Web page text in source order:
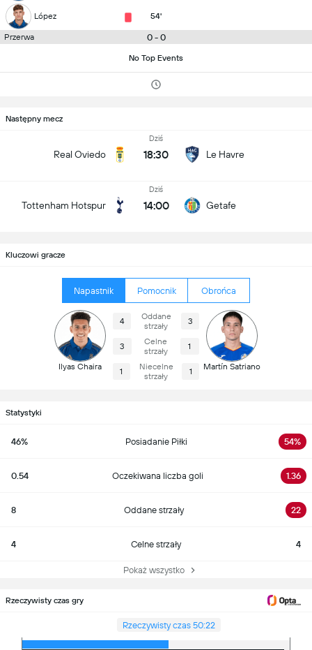
López 54'
Przerwa 0 - 0
No Top Events
Następny mecz
Real Oviedo
Dziś
18:30 Le Havre
Tottenham Hotspur
Dziś
14:00 Getafe
Kluczowi gracze
Napastnik Pomocnik Obrońca
Ilyas Chaira
4
Oddane
strzały
3
3
Celne
strzały
1
1
Niecelne
strzały
1 Martín Satriano
Statystyki
46% Posiadanie Piłki 54%
0.54 Oczekiwana liczba goli 1.36
8 Oddane strzały 22
4 Celne strzały 4
Pokaż wszystko
Rzeczywisty czas gry
Rzeczywisty czas 50:22